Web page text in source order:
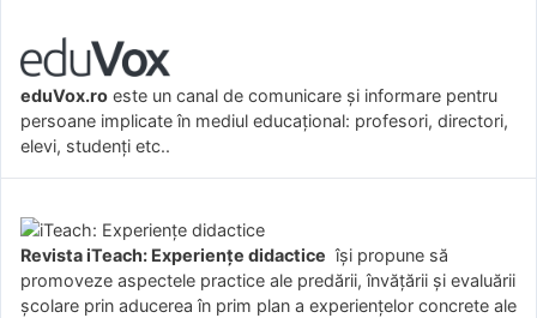
eduVox.ro este un canal de comunicare și informare pentru
persoane implicate în mediul educațional: profesori, directori,
elevi, studenți etc..
Revista iTeach: Experienţe didactice îşi propune să
promoveze aspectele practice ale predării, învăţării şi evaluării
şcolare prin aducerea în prim plan a experienţelor concrete ale